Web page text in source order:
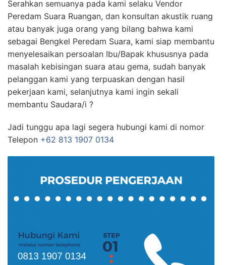
Serahkan semuanya pada kami selaku Vendor
Peredam Suara Ruangan, dan konsultan akustik ruang
atau banyak juga orang yang bilang bahwa kami
sebagai Bengkel Peredam Suara, kami siap membantu
menyelesaikan persoalan Ibu/Bapak khususnya pada
masalah kebisingan suara atau gema, sudah banyak
pelanggan kami yang terpuaskan dengan hasil
pekerjaan kami, selanjutnya kami ingin sekali
membantu Saudara/i ?
Jadi tunggu apa lagi segera hubungi kami di nomor
Telepon +62 813 1907 0134